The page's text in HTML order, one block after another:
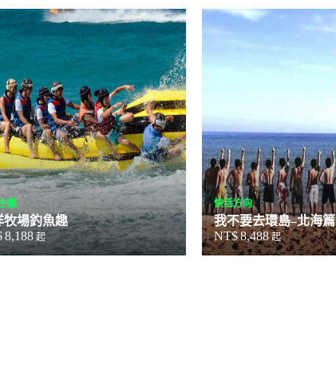
義
牧場釣魚趣
8,188 起
快活方向
我不要去環島–北海篇
NT$8,488 起